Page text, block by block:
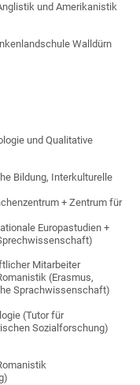
und Amerikanistik
Walldürn
und Qualitative
Bildung, Interkulturelle
+ Zentrum für
Europastudien +
Mitarbeiter
(Erasmus,
Sprachwissenschaft)
(Tutor für
Sozialforschung)